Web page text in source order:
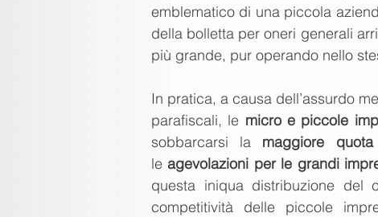
emblematico di una piccola
della bolletta per oneri generali
più grande, pur operando nello
In pratica, a causa dell’assurdo
parafiscali, le micro e piccole
sobbarcarsi la maggiore
le agevolazioni per le grandi
questa iniqua distribuzione del
competitività delle piccole